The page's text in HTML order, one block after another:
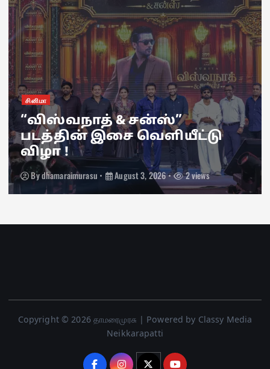
சினிமா
“விஸ்வநாத் & சன்ஸ்”
படத்தின் இசை வெளியீட்டு
விழா !
Bydhamaraimurasu August 3, 2026 2 views
Copyright © 2026 தாமரைமுரசு | Powered by Classy Media
Neikkarapatti